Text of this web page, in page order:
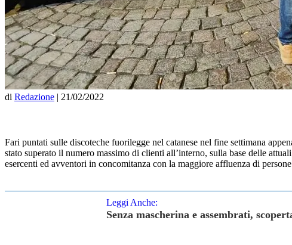
di Redazione | 21/02/2022
Fari puntati sulle discoteche fuorilegge nel catanese nel fine settimana
stato superato il numero massimo di clienti all’interno, sulla base delle
esercenti ed avventori in concomitanza con la maggiore affluenza di
Leggi Anche:
Senza mascherina e assembrati,